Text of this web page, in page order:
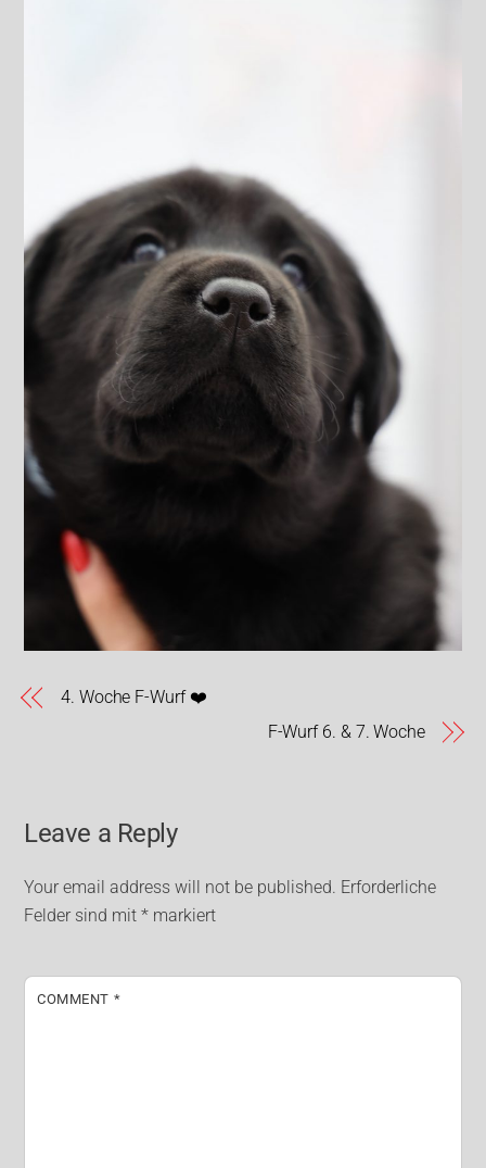
4. Woche F-Wurf ❤️
F-Wurf 6. & 7. Woche
Leave a Reply
Your email address will not be published. Erforderliche
Felder sind mit* markiert
COMMENT *